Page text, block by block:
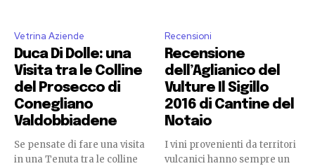
Vetrina Aziende
Duca Di Dolle: una
Visita tra le Colline
del Prosecco di
Conegliano
Valdobbiadene
Se pensate di fare una visita
in una Tenuta tra le colline
Recensioni
Recensione
dell’Aglianico del
Vulture Il Sigillo
2016 di Cantine del
Notaio
I vini provenienti da territori
vulcanici hanno sempre un